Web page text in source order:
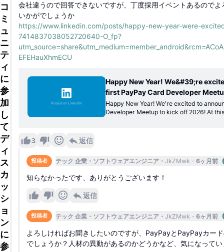
コ
ミ
ュ
ニ
テ
ィ
に
参
加
し
て
デ
ィ
ス
カ
ッ
シ
ョ
ン
に
参
会社違うので回答できないですが、丁度採用イベントあるので
いかがでしょうか
https://www.linkedin.com/posts/happy-new-year-were-
7414837038052720640-O_fp?
EFEHauXhmECU
Happy New Year! We&#39;re
first PayPay Card Developer Meetup
event, our backend engineers will
their firsthand experiences… |
Happy New Year! We're excited to
Developer Meetup to kick off 2026! At this event, our backend engineer
this event is for you! ◆ Date: January 31st, 2026 (Saturday) ◆ Time: 1:0
e Yotsuya 23F) Register for the
3 返信
投稿者 テック 企業 ソフトウェアエンジニア JkZMwk 6ヶ月前
知らなかったです、ありがとうございます！
返信
投稿者 テック 企業 ソフトウェアエンジニア JkZMwk 6ヶ月前
よろしければお聞きしたいのですが、PayPayとPayPayカー
でしょうか？人材の異動があるのかどうかなど、気になって